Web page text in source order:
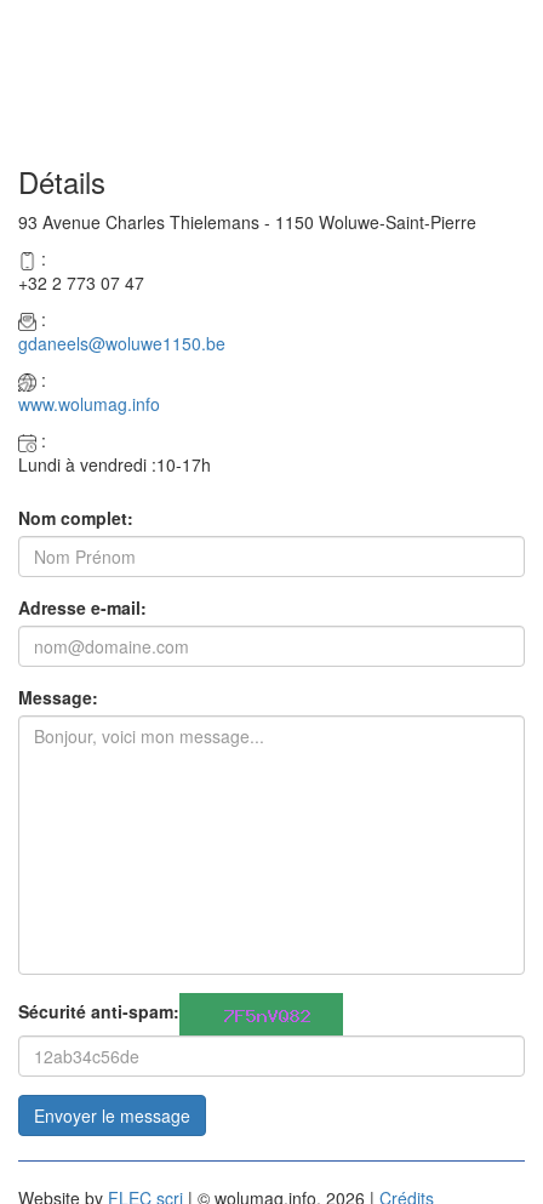
Détails
93 Avenue Charles Thielemans - 1150 Woluwe-Saint-Pierre
:
+32 2 773 07 47
:
gdaneels@woluwe1150.be
:
www.wolumag.info
:
Lundi à vendredi :10-17h
Nom complet:
Adresse e-mail:
Message:
Sécurité anti-spam:
Envoyer le message
Website by FLEC scri | © wolumag.info, 2026 | Crédits